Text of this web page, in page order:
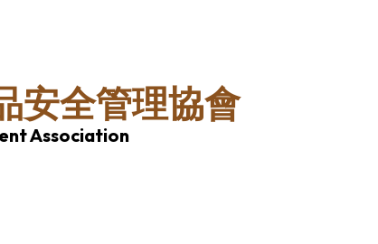
安全管理協會
Association